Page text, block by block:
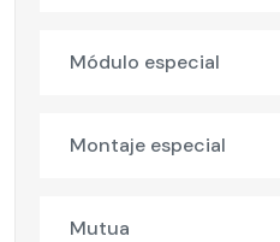
Módulo especial
Montaje especial
Mutua